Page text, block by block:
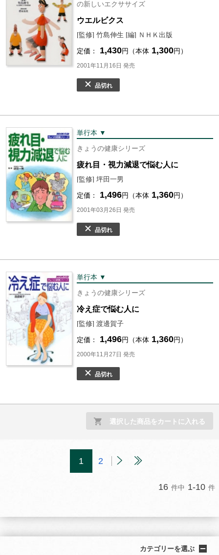
の新しいエクササイズ
ウエルビクス
[監修] 竹島伸生 [編] ＮＨＫ出版
定価： 1,430円（本体 1,300円）
2001年11月16日 発売
品切れ
単行本 ▼
きょうの健康シリーズ
疲れ目・視力減退で悩む人に
[監修] 坪田一男
定価： 1,496円（本体 1,360円）
2001年03月26日 発売
品切れ
単行本 ▼
きょうの健康シリーズ
冷え症で悩む人に
[監修] 渡邊賀子
定価： 1,496円（本体 1,360円）
2000年11月27日 発売
品切れ
選択した商品をカートに入れる
1 2
16 件中 1-10 件
カテゴリーを選ぶ